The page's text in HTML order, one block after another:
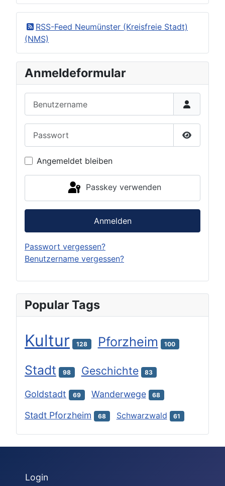
RSS-Feed Neumünster (Kreisfreie Stadt)
(NMS)
Anmeldeformular
Passwort
Angemeldet bleiben
Passkey verwenden
Anmelden
Passwort vergessen?
Benutzername vergessen?
Popular Tags
Kultur 128 Pforzheim 100
Stadt 98 Geschichte 83
Goldstadt 69 Wanderwege 68
Stadt Pforzheim 68 Schwarzwald 61
Login